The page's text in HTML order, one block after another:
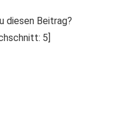
diesen Beitrag?
5]